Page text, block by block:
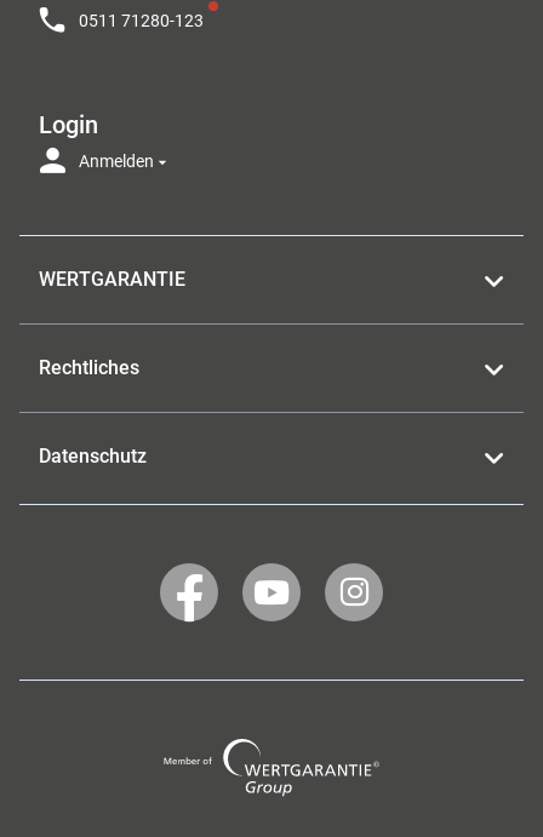
0511 71280-123
Login
Anmelden
WERTGARANTIE
Rechtliches
Datenschutz
WERTGARANTIE
auf
WERTGARANTIE
auf
WERTGARANTIE
auf
Group